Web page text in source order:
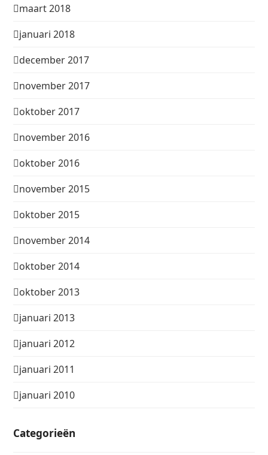
maart 2018
januari 2018
december 2017
november 2017
oktober 2017
november 2016
oktober 2016
november 2015
oktober 2015
november 2014
oktober 2014
oktober 2013
januari 2013
januari 2012
januari 2011
januari 2010
Categorieën